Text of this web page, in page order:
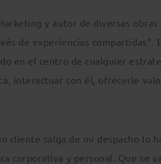
y autor de diversas obras
de experiencias compartidas”.
en el centro de cualquier
interactuar con él, ofrecerle
cliente salga de mi despacho lo
corporativa y personal. Que se